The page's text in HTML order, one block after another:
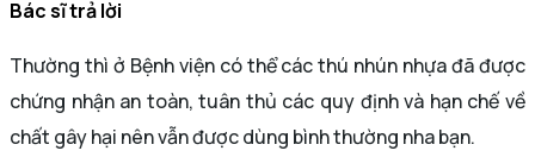
Bác sĩ trả lời
Thường thì ở Bệnh viện có thể các thú nhún nhựa đã được
chứng nhận an toàn, tuân thủ các quy định và hạn chế về
chất gây hại nên vẫn được dùng bình thường nha bạn.